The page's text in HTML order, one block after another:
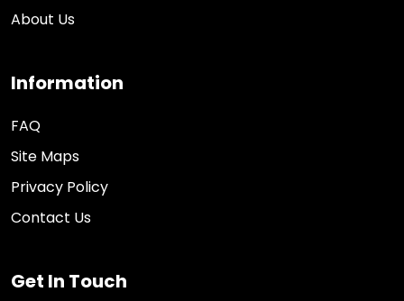
About Us
Information
FAQ
Site Maps
Privacy Policy
Contact Us
Get In Touch